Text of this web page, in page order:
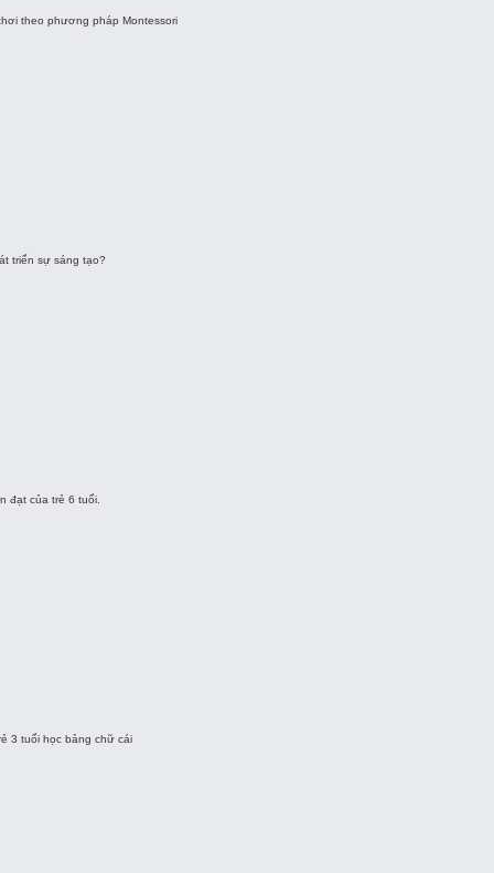
theo phương pháp Montessori
triển sự sáng tạo?
đạt của trẻ 6 tuổi.
3 tuổi học bảng chữ cái